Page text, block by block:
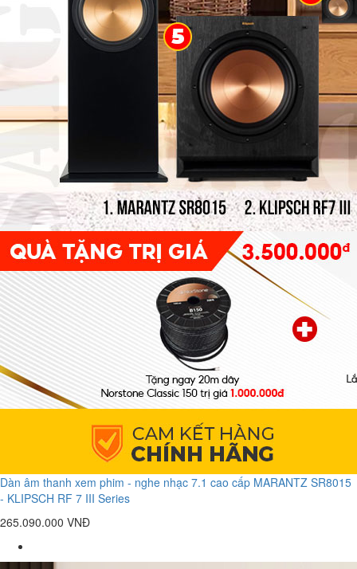
Dàn âm thanh xem phim - nghe nhạc 7.1 cao cấp MARANTZ SR8015
- KLIPSCH RF 7 III Series
265.090.000 VNĐ